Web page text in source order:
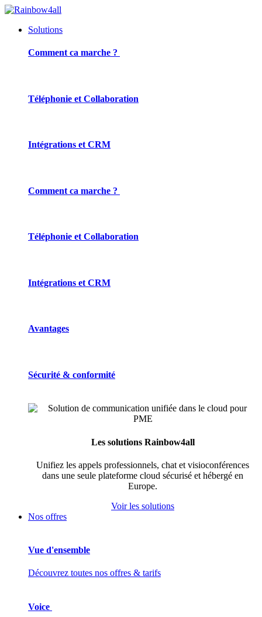
Solutions
Comment ca marche ?
Téléphonie et Collaboration
Intégrations et CRM
Comment ca marche ?
Téléphonie et Collaboration
Intégrations et CRM
Avantages
Sécurité & conformité
Les solutions Rainbow4all
Unifiez les appels professionnels, chat et visioconférences
dans une seule plateforme cloud sécurisé et hébergé en
Europe.
Voir les solutions
Nos offres
Vue d'ensemble
Découvrez toutes nos offres & tarifs
Voice